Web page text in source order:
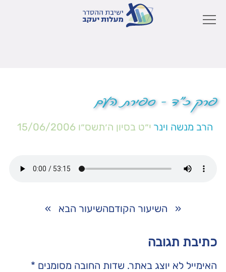
פרק כ"ד – ספירת העם
הרב מנשה וינר י״ט בסיון ה׳תשס״ו 15/06/2006
« השיעור הקודםהשיעור הבא »
כתיבת תגובה
האימייל לא יוצג באתר. שדות החובה מסומנים *